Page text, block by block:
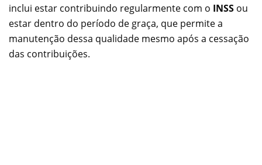
inclui estar contribuindo regularmente com o INSS ou
estar dentro do período de graça, que permite a
manutenção dessa qualidade mesmo após a cessação
das contribuições.